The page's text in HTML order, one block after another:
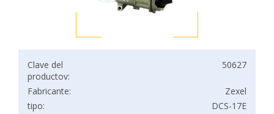
Clave del
productov:
50627
Fabricante:
Zexel
tipo:
DCS-17E